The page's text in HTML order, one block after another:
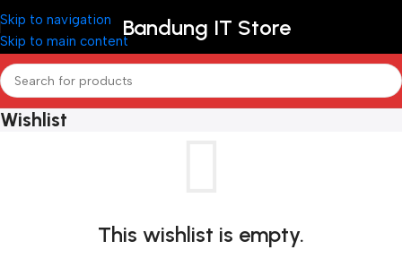
Skip to navigation
Skip to main content
Bandung IT Store
Wishlist
This wishlist is empty.